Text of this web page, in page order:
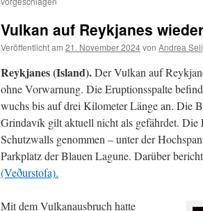
Vulkan auf Reykjanes
Veröffentlicht am 21. November 2024von Andrea
Reykjanes (Island).Der Vulkan auf
ohne Vorwarnung. Die Eruptionsspalte
wuchs bis auf drei Kilometer Länge an. Die
Grindavík gilt aktuell nicht als gefährdet. Die
Schutzwalls genommen – unter der
Parkplatz der Blauen Lagune. Darüber
(Veðurstofa).
Mit dem Vulkanausbruch hatte